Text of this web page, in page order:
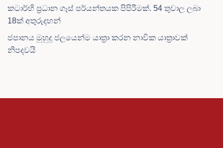
කටාර්හි ප්‍රධාන ගෑස් පර්යන්තයක පිපිරීමක්. 54 තුවාල ලබා
18ක් අතුරුදහන්
ජපානය මුහුදු ජලයෙන්ම යාත්‍රා කරන නාවික යාත්‍රාවක්
නිපදවයි